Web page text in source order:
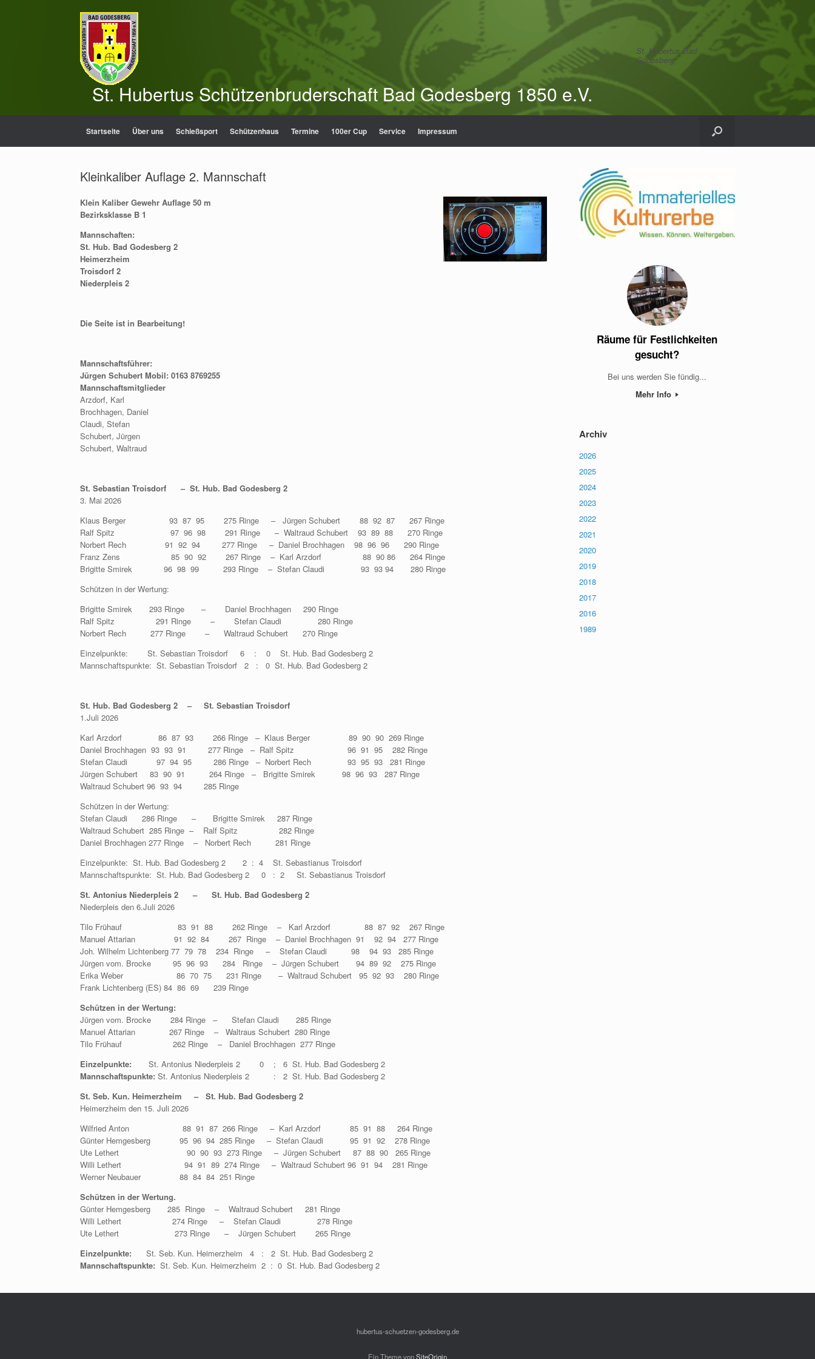
St. Hubertus Schützenbruderschaft Bad Godesberg 1850 e.V.
St. Hubertus Bad
Godesberg
Startseite Über uns Schießsport Schützenhaus Termine 100er Cup Service Impressum
Kleinkaliber Auflage 2. Mannschaft
Klein Kaliber Gewehr Auflage 50 m
Bezirksklasse B 1
Mannschaften:
St. Hub. Bad Godesberg 2
Heimerzheim
Troisdorf 2
Niederpleis 2
Die Seite ist in Bearbeitung!
Mannschaftsführer:
Jürgen Schubert Mobil: 0163 8769255
Mannschaftsmitglieder
Arzdorf, Karl
Brochhagen, Daniel
Claudi, Stefan
Schubert, Jürgen
Schubert, Waltraud
St. Sebastian Troisdorf – St. Hub. Bad Godesberg 2
3. Mai 2026
Klaus Berger 93 87 95 275 Ringe – Jürgen Schubert 88 92 87 267 Ringe
Ralf Spitz 97 96 98 291 Ringe – Waltraud Schubert 93 89 88 270 Ringe
Norbert Rech 91 92 94 277 Ringe – Daniel Brochhagen 98 96 96 290 Ringe
Franz Zens 85 90 92 267 Ringe – Karl Arzdorf 88 90 86 264 Ringe
Brigitte Smirek 96 98 99 293 Ringe – Stefan Claudi 93 93 94 280 Ringe
Schützen in der Wertung:
Brigitte Smirek 293 Ringe – Daniel Brochhagen 290 Ringe
Ralf Spitz 291 Ringe – Stefan Claudi 280 Ringe
Norbert Rech 277 Ringe – Waltraud Schubert 270 Ringe
Einzelpunkte: St. Sebastian Troisdorf 6 : 0 St. Hub. Bad Godesberg 2
Mannschaftspunkte: St. Sebastian Troisdorf 2 : 0 St. Hub. Bad Godesberg 2
St. Hub. Bad Godesberg 2 – St. Sebastian Troisdorf
1.Juli 2026
Karl Arzdorf 86 87 93 266 Ringe – Klaus Berger 89 90 90 269 Ringe
Daniel Brochhagen 93 93 91 277 Ringe – Ralf Spitz 96 91 95 282 Ringe
Stefan Claudi 97 94 95 286 Ringe – Norbert Rech 93 95 93 281 Ringe
Jürgen Schubert 83 90 91 264 Ringe – Brigitte Smirek 98 96 93 287 Ringe
Waltraud Schubert 96 93 94 285 Ringe
Schützen in der Wertung:
Stefan Claudi 286 Ringe – Brigitte Smirek 287 Ringe
Waltraud Schubert 285 Ringe – Ralf Spitz 282 Ringe
Daniel Brochhagen 277 Ringe – Norbert Rech 281 Ringe
Einzelpunkte: St. Hub. Bad Godesberg 2 2 : 4 St. Sebastianus Troisdorf
Mannschaftspunkte: St. Hub. Bad Godesberg 2 0 : 2 St. Sebastianus Troisdorf
St. Antonius Niederpleis 2 – St. Hub. Bad Godesberg 2
Niederpleis den 6.Juli 2026
Tilo Frühauf 83 91 88 262 Ringe – Karl Arzdorf 88 87 92 267 Ringe
Manuel Attarian 91 92 84 267 Ringe – Daniel Brochhagen 91 92 94 277 Ringe
Joh. Wilhelm Lichtenberg 77 79 78 234 Ringe – Stefan Claudi 98 94 93 285 Ringe
Jürgen vom. Brocke 95 96 93 284 Ringe – Jürgen Schubert 94 89 92 275 Ringe
Erika Weber 86 70 75 231 Ringe – Waltraud Schubert 95 92 93 280 Ringe
Frank Lichtenberg (ES) 84 86 69 239 Ringe
Schützen in der Wertung:
Jürgen vom. Brocke 284 Ringe – Stefan Claudi 285 Ringe
Manuel Attarian 267 Ringe – Waltraus Schubert 280 Ringe
Tilo Frühauf 262 Ringe – Daniel Brochhagen 277 Ringe
Einzelpunkte: St. Antonius Niederpleis 2 0 ; 6 St. Hub. Bad Godesberg 2
Mannschaftspunkte: St. Antonius Niederpleis 2 : 2 St. Hub. Bad Godesberg 2
St. Seb. Kun. Heimerzheim – St. Hub. Bad Godesberg 2
Heimerzheim den 15. Juli 2026
Wilfried Anton 88 91 87 266 Ringe – Karl Arzdorf 85 91 88 264 Ringe
Günter Hemgesberg 95 96 94 285 Ringe – Stefan Claudi 95 91 92 278 Ringe
Ute Lethert 90 90 93 273 Ringe – Jürgen Schubert 87 88 90 265 Ringe
Willi Lethert 94 91 89 274 Ringe – Waltraud Schubert 96 91 94 281 Ringe
Werner Neubauer 88 84 84 251 Ringe
Schützen in der Wertung.
Günter Hemgesberg 285 Ringe – Waltraud Schubert 281 Ringe
Willi Lethert 274 Ringe – Stefan Claudi 278 Ringe
Ute Lethert 273 Ringe – Jürgen Schubert 265 Ringe
Einzelpunkte: St. Seb. Kun. Heimerzheim 4 : 2 St. Hub. Bad Godesberg 2
Mannschaftspunkte: St. Seb. Kun. Heimerzheim 2 : 0 St. Hub. Bad Godesberg 2
Räume für Festlichkeiten
gesucht?
Bei uns werden Sie fündig...
Mehr Info
Archiv
2026
2025
2024
2023
2022
2021
2020
2019
2018
2017
2016
1989
hubertus-schuetzen-godesberg.de
Ein Theme vonSiteOrigin